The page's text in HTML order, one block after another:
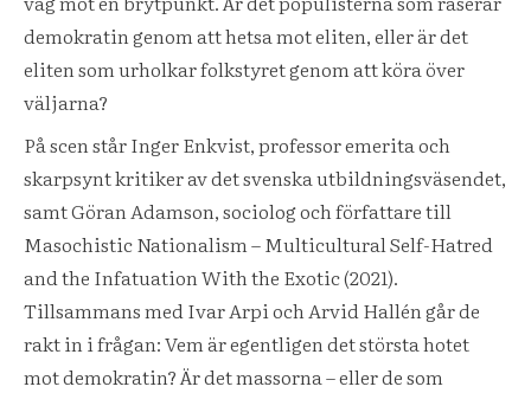
demokratin genom att hetsa mot eliten, eller är det
eliten som urholkar folkstyret genom att köra över
väljarna?
På scen står Inger Enkvist, professor emerita och
skarpsynt kritiker av det svenska utbildningsväsendet,
samt Göran Adamson, sociolog och författare till
Masochistic Nationalism – Multicultural Self-Hatred
and the Infatuation With the Exotic (2021).
Tillsammans med Ivar Arpi och Arvid Hallén går de
rakt in i frågan: Vem är egentligen det största hotet
mot demokratin? Är det massorna – eller de som